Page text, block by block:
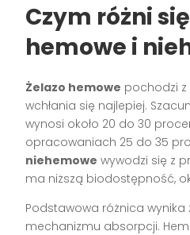
Czym różni
hemowe i
Żelazo hemowe pochodzi z
wchłania się najlepiej.
wynosi około 20 do 30
opracowaniach 25 do 35
niehemowe wywodzi się z
ma niższą biodostępność,
Podstawowa różnica
mechanizmu absorpcji.